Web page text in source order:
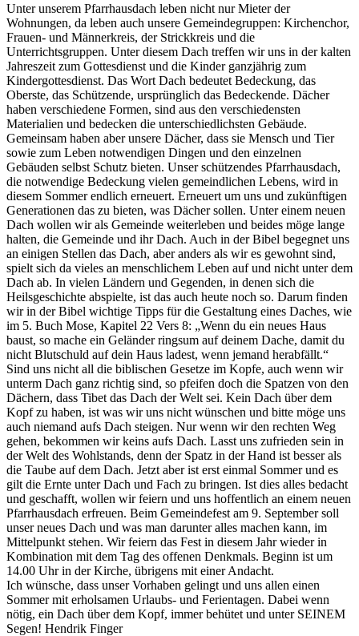
Unter unserem Pfarrhausdach leben nicht nur Mieter der
Wohnungen, da leben auch unsere Gemeindegruppen: Kirchenchor,
Frauen- und Männerkreis, der Strickkreis und die
Unterrichtsgruppen. Unter diesem Dach treffen wir uns in der kalten
Jahreszeit zum Gottesdienst und die Kinder ganzjährig zum
Kindergottesdienst. Das Wort Dach bedeutet Bedeckung, das
Oberste, das Schützende, ursprünglich das Bedeckende. Dächer
haben verschiedene Formen, sind aus den verschiedensten
Materialien und bedecken die unterschiedlichsten Gebäude.
Gemeinsam haben aber unsere Dächer, dass sie Mensch und Tier
sowie zum Leben notwendigen Dingen und den einzelnen
Gebäuden selbst Schutz bieten. Unser schützendes Pfarrhausdach,
die notwendige Bedeckung vielen gemeindlichen Lebens, wird in
diesem Sommer endlich erneuert. Erneuert um uns und zukünftigen
Generationen das zu bieten, was Dächer sollen. Unter einem neuen
Dach wollen wir als Gemeinde weiterleben und beides möge lange
halten, die Gemeinde und ihr Dach. Auch in der Bibel begegnet uns
an einigen Stellen das Dach, aber anders als wir es gewohnt sind,
spielt sich da vieles an menschlichem Leben auf und nicht unter dem
Dach ab. In vielen Ländern und Gegenden, in denen sich die
Heilsgeschichte abspielte, ist das auch heute noch so. Darum finden
wir in der Bibel wichtige Tipps für die Gestaltung eines Daches, wie
im 5. Buch Mose, Kapitel 22 Vers 8: „Wenn du ein neues Haus
baust, so mache ein Geländer ringsum auf deinem Dache, damit du
nicht Blutschuld auf dein Haus ladest, wenn jemand herabfällt.“
Sind uns nicht all die biblischen Gesetze im Kopfe, auch wenn wir
unterm Dach ganz richtig sind, so pfeifen doch die Spatzen von den
Dächern, dass Tibet das Dach der Welt sei. Kein Dach über dem
Kopf zu haben, ist was wir uns nicht wünschen und bitte möge uns
auch niemand aufs Dach steigen. Nur wenn wir den rechten Weg
gehen, bekommen wir keins aufs Dach. Lasst uns zufrieden sein in
der Welt des Wohlstands, denn der Spatz in der Hand ist besser als
die Taube auf dem Dach. Jetzt aber ist erst einmal Sommer und es
gilt die Ernte unter Dach und Fach zu bringen. Ist dies alles bedacht
und geschafft, wollen wir feiern und uns hoffentlich an einem neuen
Pfarrhausdach erfreuen. Beim Gemeindefest am 9. September soll
unser neues Dach und was man darunter alles machen kann, im
Mittelpunkt stehen. Wir feiern das Fest in diesem Jahr wieder in
Kombination mit dem Tag des offenen Denkmals. Beginn ist um
14.00 Uhr in der Kirche, übrigens mit einer Andacht.
Ich wünsche, dass unser Vorhaben gelingt und uns allen einen
Sommer mit erholsamen Urlaubs- und Ferientagen. Dabei wenn
nötig, ein Dach über dem Kopf, immer behütet und unter SEINEM
Segen! Hendrik Finger